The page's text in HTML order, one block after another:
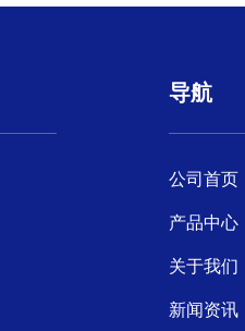
导航
公司首页
产品中心
关于我们
新闻资讯